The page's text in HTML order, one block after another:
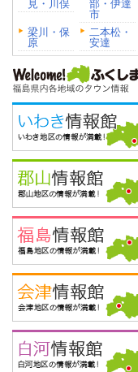
見・川俣
部・伊達
市
梁川・保
原
二本松・
安達